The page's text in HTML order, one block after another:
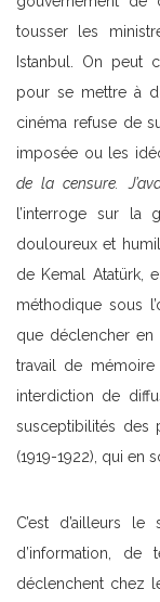
tousser les
Istanbul. On peut
pour se mettre à
cinéma refuse de
imposée ou les
de la censure.
l’interroge sur la
douloureux et
de Kemal Atatürk,
méthodique sous
que déclencher en
travail de
interdiction de
susceptibilités des
(1919-1922), qui en
C’est d’ailleurs
d’information, de
déclenchent chez